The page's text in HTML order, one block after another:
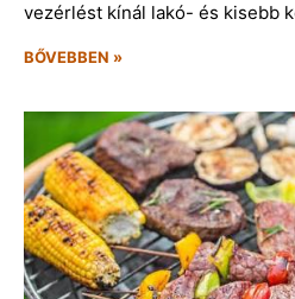
vezérlést kínál lakó- és kisebb
BŐVEBBEN »